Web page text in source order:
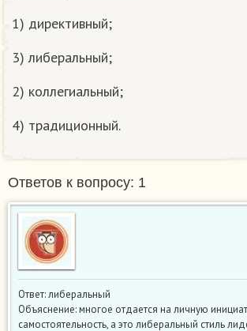
1) директивный;
3) либеральный;
2) коллегиальный;
4) традиционный.
Ответов к вопросу: 1
Ответ: либеральный
Объяснение: многое отдается на личную
самостоятельность, а это либеральный стиль